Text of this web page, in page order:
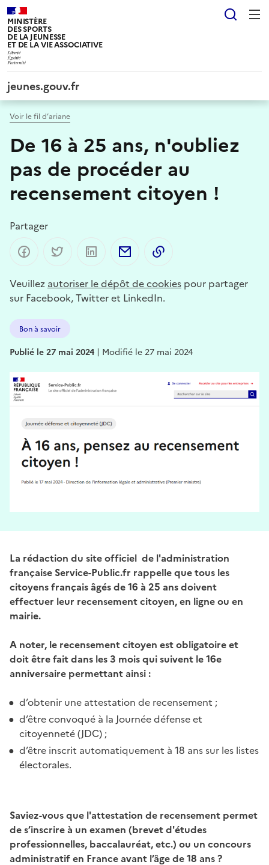
MINISTÈRE
DES SPORTS
DE LA JEUNESSE
ET DE LA VIE ASSOCIATIVE
jeunes.gouv.fr
Voir le fil d’ariane
De 16 à 25 ans, n'oubliez
pas de procéder au
recensement citoyen !
Partager
Partager sur Facebook
Partager sur Twitter
Partager sur LinkedIn
Partager par email
Veuillez autoriser le dépôt de cookies pour partager
sur Facebook, Twitter et LinkedIn.
Bon à savoir
Publié le 27 mai 2024 | Modifié le 27 mai 2024
La rédaction du site officiel de l'administration
française Service-Public.fr rappelle que tous les
citoyens français âgés de 16 à 25 ans doivent
effectuer leur recensement citoyen, en ligne ou en
mairie.
A noter, le recensement citoyen est obligatoire et
doit être fait dans les 3 mois qui suivent le 16e
anniversaire permettant ainsi :
d’obtenir une attestation de recensement ;
d’être convoqué à la Journée défense et
citoyenneté (JDC) ;
d’être inscrit automatiquement à 18 ans sur les listes
électorales.
Saviez-vous que l'attestation de recensement permet
de s’inscrire à un examen (brevet d'études
professionnelles, baccalauréat, etc.) ou un concours
administratif en France avant l’âge de 18 ans ?
Panneau de gestion des cookies tarteaucitron